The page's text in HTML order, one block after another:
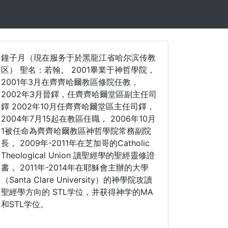
鐘子月（現在服务于於黑龍江省哈尔滨传教
区） 聖名：若翰。 2001畢業于神哲學院，
2001年3月在齊齊哈爾教區修院任教，
2002年3月晉鐸，任齊齊哈爾堂區副主任司
鐸 2002年10月任齊齊哈爾堂區主任司鐸，
2004年7月15起在教區任職， 2006年10月
1被任命為齊齊哈爾教區神哲學院常務副院
長， 2009年-2011年在芝加哥的Catholic
Theological Union 讀聖經學的聖經靈修證
書， 2011年-2014年在耶穌會主辦的大學
（Santa Clare University）的神學院攻讀
聖經學方向的 STL学位，并获得神学的MA
和STL学位。